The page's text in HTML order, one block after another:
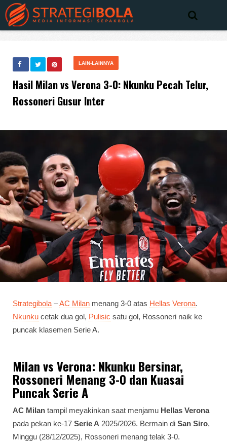
LAIN-LAINNYA
Hasil Milan vs Verona 3-0: Nkunku Pecah Telur,
Rossoneri Gusur Inter
Strategibola –AC Milan menang 3-0 atas Hellas Verona.
Nkunku cetak dua gol, Pulisic satu gol, Rossoneri naik ke
puncak klasemen Serie A.
Milan vs Verona: Nkunku Bersinar,
Rossoneri Menang 3-0 dan Kuasai
Puncak Serie A
AC Milan tampil meyakinkan saat menjamu Hellas Verona
pada pekan ke-17 Serie A 2025/2026. Bermain di San Siro,
Minggu (28/12/2025), Rossoneri menang telak 3-0.